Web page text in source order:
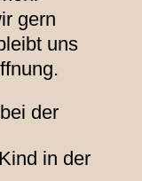
gern
uns
der
in der